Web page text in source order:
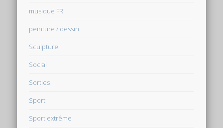
musique FR
peinture / dessin
Sculpture
Social
Sorties
Sport
Sport extrême